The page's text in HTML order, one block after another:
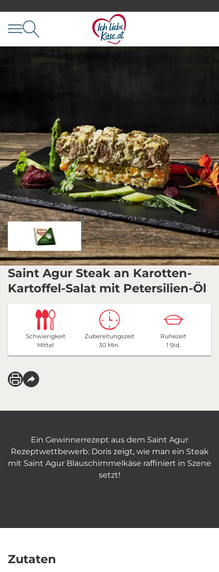
Saint Agur Steak an Karotten-
Kartoffel-Salat mit Petersilien-Öl
Schwierigkeit
Mittel
Zubereitungszeit
30 Min.
Ruhezeit
1 Std.
Ein Gewinnerrezept aus dem Saint Agur
Rezeptwettbewerb: Doris zeigt, wie man ein Steak
mit Saint Agur Blauschimmelkäse raffiniert in Szene
setzt!
Zutaten